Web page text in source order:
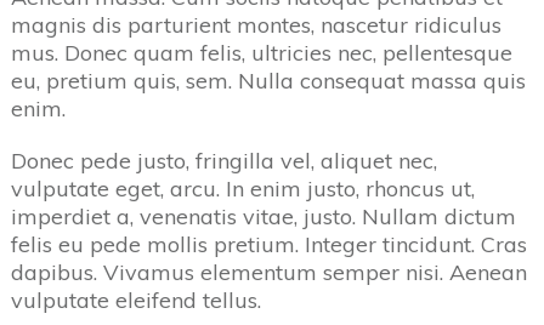
magnis dis parturient montes, nascetur ridiculus
mus. Donec quam felis, ultricies nec, pellentesque
eu, pretium quis, sem. Nulla consequat massa quis
enim.
Donec pede justo, fringilla vel, aliquet nec,
vulputate eget, arcu. In enim justo, rhoncus ut,
imperdiet a, venenatis vitae, justo. Nullam dictum
felis eu pede mollis pretium. Integer tincidunt. Cras
dapibus. Vivamus elementum semper nisi. Aenean
vulputate eleifend tellus.